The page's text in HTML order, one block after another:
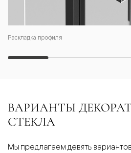
Раскладка профиля
ВАРИАНТЫ
СТЕКЛА
Мы предлагаем девять